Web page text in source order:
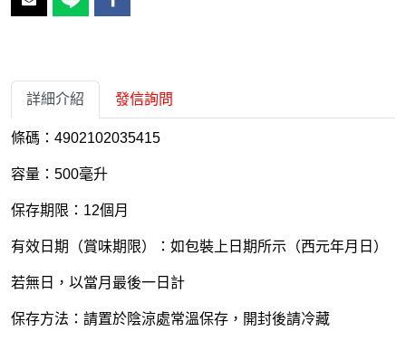
詳細介紹 發信詢問
條碼：4902102035415
容量：500毫升
保存期限：12個月
有效日期（賞味期限）：如包裝上日期所示（西元年月日）
若無日，以當月最後一日計
保存方法：請置於陰涼處常溫保存，開封後請冷藏